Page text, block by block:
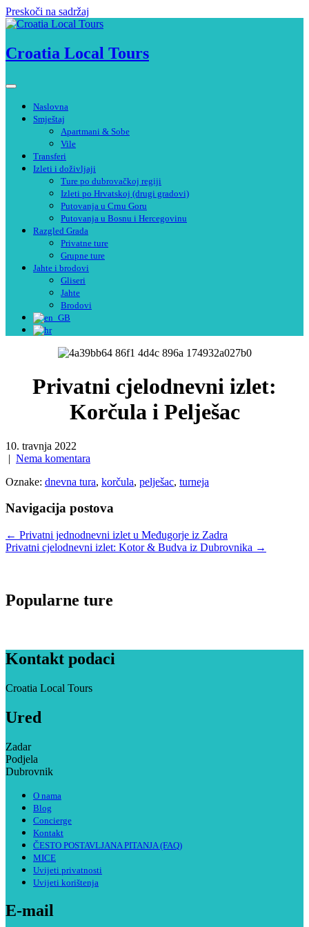
Preskoči na sadržaj
Croatia Local Tours
Naslovna
Smještaj
Apartmani & Sobe
Vile
Transferi
Izleti i doživljaji
Ture po dubrovačkoj regiji
Izleti po Hrvatskoj (drugi gradovi)
Putovanja u Crnu Goru
Putovanja u Bosnu i Hercegovinu
Razgled Grada
Privatne ture
Grupne ture
Jahte i brodovi
Gliseri
Jahte
Brodovi
Privatni cjelodnevni izlet:
Korčula i Pelješac
10. travnja 2022
| Nema komentara
Oznake: dnevna tura, korčula, pelješac, turneja
Navigacija postova
← Privatni jednodnevni izlet u Međugorje iz Zadra
Privatni cjelodnevni izlet: Kotor & Budva iz Dubrovnika →
Popularne ture
Kontakt podaci
Croatia Local Tours
Ured
Zadar
Podjela
Dubrovnik
O nama
Blog
Concierge
Kontakt
ČESTO POSTAVLJANA PITANJA (FAQ)
MICE
Uvijeti privatnosti
Uvijeti korištenja
E-mail